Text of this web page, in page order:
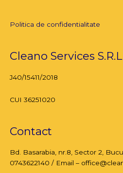
Politica de confidentialitate
Cleano Services S.R.L
J40/15411/2018
CUI 36251020
Contact
Bd. Basarabia, nr.8, Sector 2,
0743622140 / Email –